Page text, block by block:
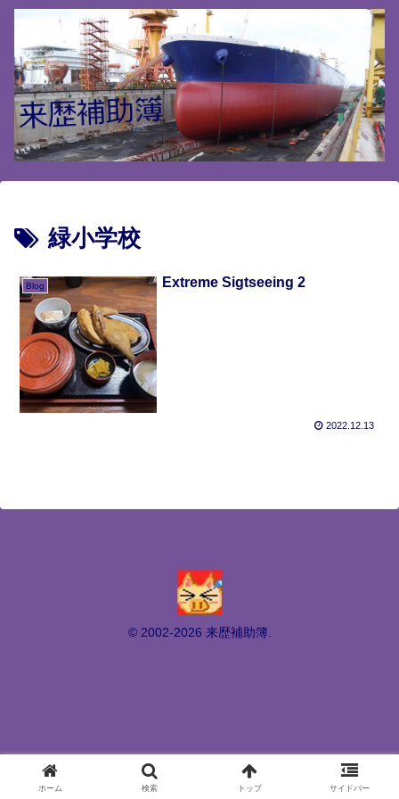
緑小学校
Blog Extreme Sigtseeing 2
2022.12.13
© 2002-2026 来歴補助簿.
ホーム 検索 トップ サイドバー